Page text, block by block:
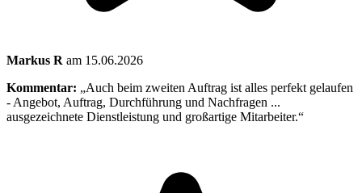
Markus R am 15.06.2026
Kommentar: „Auch beim zweiten Auftrag ist alles perfekt gelaufen
- Angebot, Auftrag, Durchführung und Nachfragen ...
ausgezeichnete Dienstleistung und großartige Mitarbeiter.“